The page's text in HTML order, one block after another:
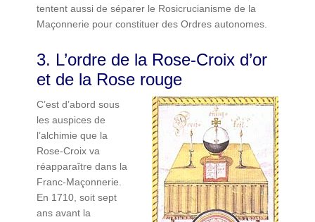
tentent aussi de séparer le Rosicrucianisme de la
Maçonnerie pour constituer des Ordres autonomes.
3. L’ordre de la Rose-Croix d’or
et de la Rose rouge
C’est d’abord sous
les auspices de
l’alchimie que la
Rose-Croix va
réapparaître dans la
Franc-Maçonnerie.
En 1710, soit sept
ans avant la